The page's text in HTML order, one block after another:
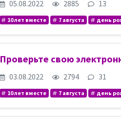
05.08.2022 2885 13
10 лет вместе 7 августа день
Проверьте свою
03.08.2022 2794 31
10 лет вместе 7 августа день